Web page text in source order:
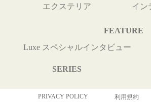
エクステリア
イン
FEATURE
Luxe スペシャルインタビュー
SERIES
PRIVACY POLICY 利用規約